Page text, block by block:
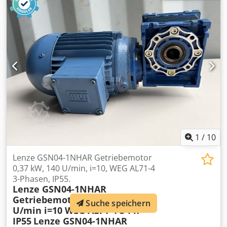
1 / 10
Lenze GSN04-1NHAR Getriebemotor
0,37 kW, 140 U/min, i=10, WEG AL71-4
3-Phasen, IP55.
Lenze GSN04-1NHAR
Getriebemotor 0,37 kW 140
U/min i=10 WEG AL71-4 3-Ph
IP55 Lenze GSN04-1NHAR
Suche speichern